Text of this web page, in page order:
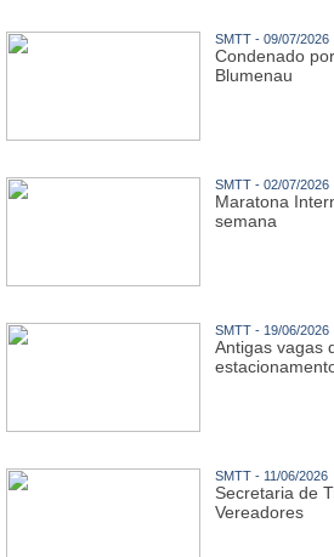
SMTT - 09/07/2026
Condenado
Blumenau
SMTT - 02/07/2026
Maratona
semana
SMTT - 19/06/2026
Antigas vagas
SMTT - 11/06/2026
Secretaria de
Vereadores